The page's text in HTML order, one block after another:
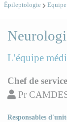
Épileptologie
L'équipe
Chef de
Pr
Responsables